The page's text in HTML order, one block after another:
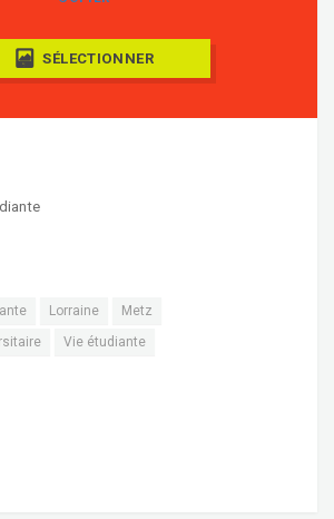
SÉLECTIONNER
Lorraine
Metz
Vie étudiante